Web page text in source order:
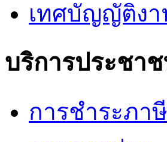
เทศบัญญัติง
บริการประชา
การชำระภาษี